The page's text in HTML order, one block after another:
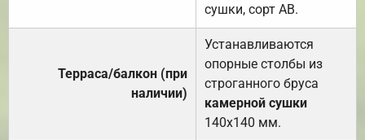
сушки, сорт АВ.
Терраса/балкон (при
наличии)
Устанавливаются
опорные столбы из
строганного бруса
камерной сушки
140х140 мм.